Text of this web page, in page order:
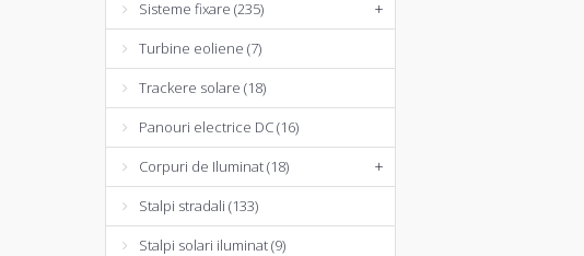
Sisteme fixare (235) +
Turbine eoliene (7)
Trackere solare (18)
Panouri electrice DC (16)
Corpuri de Iluminat (18)
+
Stalpi stradali (133)
Stalpi solari iluminat (9)